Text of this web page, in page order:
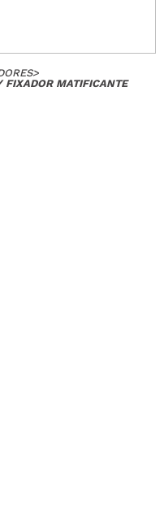
>
FIXADOR MATIFICANTE